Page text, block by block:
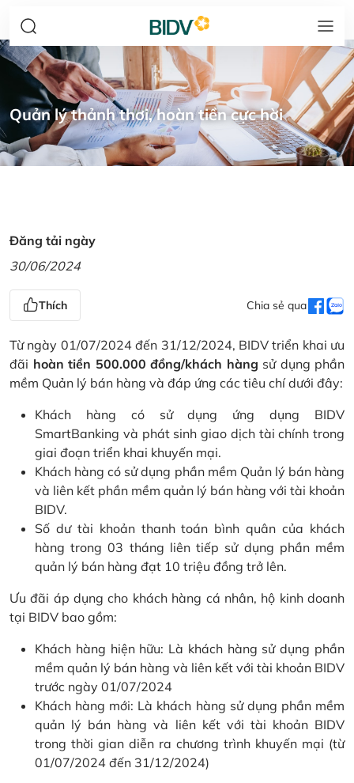
Quản lý thảnh thơi, hoàn tiền cực hời
Đăng tải ngày
30/06/2024
Thích Chia sẻ qua
Từ ngày 01/07/2024 đến 31/12/2024, BIDV triển khai ưu
đãi hoàn tiền 500.000 đồng/khách hàng sử dụng phần
mềm Quản lý bán hàng và đáp ứng các tiêu chí dưới đây:
Khách hàng có sử dụng ứng dụng BIDV
SmartBanking và phát sinh giao dịch tài chính trong
giai đoạn triển khai khuyến mại.
Khách hàng có sử dụng phần mềm Quản lý bán hàng
và liên kết phần mềm quản lý bán hàng với tài khoản
BIDV.
Số dư tài khoản thanh toán bình quân của khách
hàng trong 03 tháng liên tiếp sử dụng phần mềm
quản lý bán hàng đạt 10 triệu đồng trở lên.
Ưu đãi áp dụng cho khách hàng cá nhân, hộ kinh doanh
tại BIDV bao gồm:
Khách hàng hiện hữu: Là khách hàng sử dụng phần
mềm quản lý bán hàng và liên kết với tài khoản BIDV
trước ngày 01/07/2024
Khách hàng mới: Là khách hàng sử dụng phần mềm
quản lý bán hàng và liên kết với tài khoản BIDV
trong thời gian diễn ra chương trình khuyến mại (từ
01/07/2024 đến 31/12/2024)